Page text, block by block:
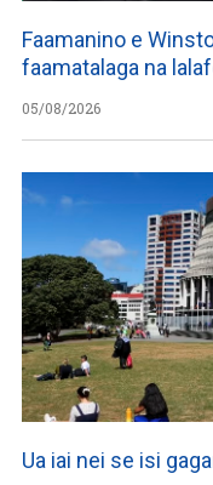
Faamanino e
faamatalaga na
05/08/2026
Ua iai nei se isi